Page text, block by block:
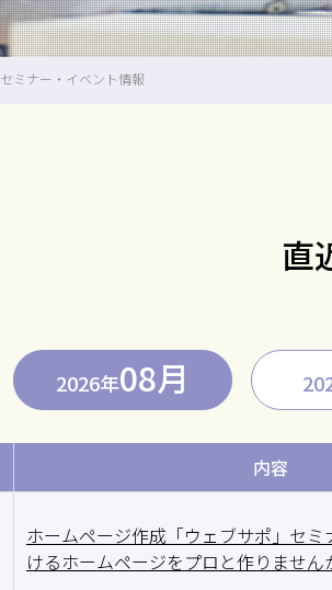
セミナー・イベント情報
直
2026年08月
内容
ホームページ作成「ウェブサポ」セミ
けるホームページをプロと作りません